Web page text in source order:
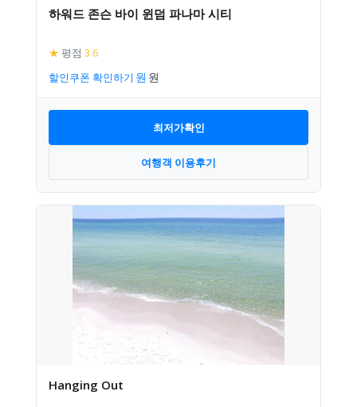
하워드 존슨 바이 윈덤 파나마 시티
★ 평점 3.6
할인쿠폰 확인하기
최저가확인
여행객 이용후기
Hanging Out